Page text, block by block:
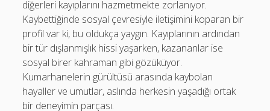
diğerleri kayıplarını hazmetmekte zorlanıyor.
Kaybettiğinde sosyal çevresiyle iletişimini koparan bir
profil var ki, bu oldukça yaygın. Kayıplarının ardından
bir tür dışlanmışlık hissi yaşarken, kazananlar ise
sosyal birer kahraman gibi gözüküyor.
Kumarhanelerin gürültüsü arasında kaybolan
hayaller ve umutlar, aslında herkesin yaşadığı ortak
bir deneyimin parçası.